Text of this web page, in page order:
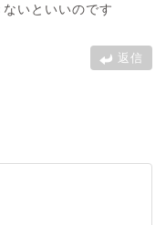
いといいのです
返信